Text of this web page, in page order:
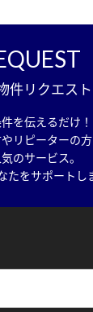
件リクエスト
を伝えるだけ！
リピーターの
のサービス。
たをサポートし